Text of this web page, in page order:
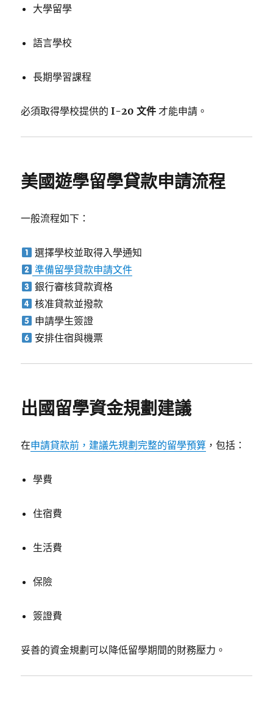
大學留學
語言學校
長期學習課程
必須取得學校提供的I-20 文件 才能申請。
美國遊學留學貸款申請流程
一般流程如下：
選擇學校並取得入學通知
準備留學貸款申請文件
銀行審核貸款資格
核准貸款並撥款
申請學生簽證
安排住宿與機票
出國留學資金規劃建議
在申請貸款前，建議先規劃完整的留學預算 ，包括：
學費
住宿費
生活費
保險
簽證費
妥善的資金規劃可以降低留學期間的財務壓力。